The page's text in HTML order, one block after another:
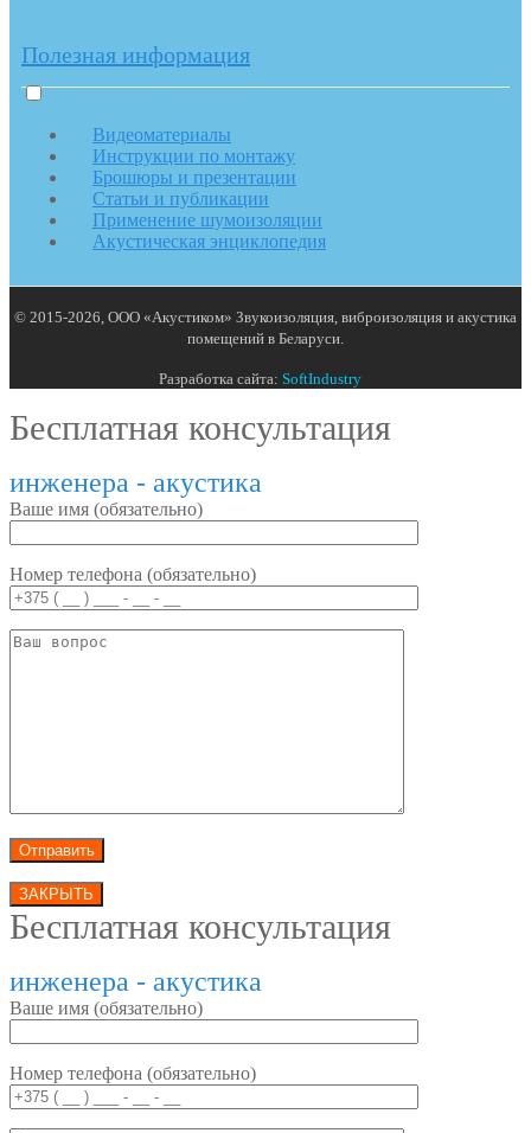
Полезная информация
Видеоматериалы
Инструкции по монтажу
Брошюры и презентации
Статьи и публикации
Применение шумоизоляции
Акустическая энциклопедия
© 2015-2026, ООО «Акустиком» Звукоизоляция, виброизоляция и акустика
помещений в Беларуси.
Разработка сайта: SoftIndustry
Бесплатная консультация
инженера - акустика
Ваше имя (обязательно)
Номер телефона (обязательно)
ЗАКРЫТЬ
Бесплатная консультация
инженера - акустика
Ваше имя (обязательно)
Номер телефона (обязательно)